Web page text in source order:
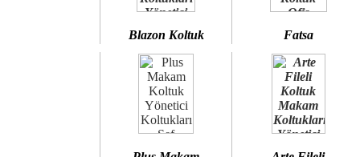
Blazon Koltuk Fatsa